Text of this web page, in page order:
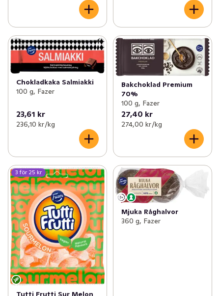
Chokladkaka Salmiakki
100 g, Fazer
23,61 kr
236,10 kr /kg
Bakchoklad Premium
70%
100 g, Fazer
27,40 kr
274,00 kr /kg
3 för 25 kr
Tutti Frutti Sur Melon
Mjuka Råghalvor
360 g, Fazer